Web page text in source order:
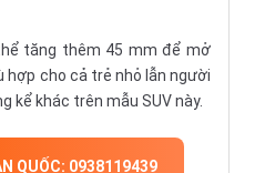
tăng thêm 45 mm để mở
hợp cho cả trẻ nhỏ lẫn người
kể khác trên mẫu SUV này.
QUỐC: 0938119439